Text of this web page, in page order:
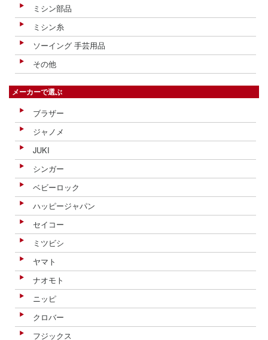
ミシン部品
ミシン糸
ソーイング 手芸用品
その他
メーカーで選ぶ
ブラザー
ジャノメ
JUKI
シンガー
ベビーロック
ハッピージャパン
セイコー
ミツビシ
ヤマト
ナオモト
ニッピ
クロバー
フジックス